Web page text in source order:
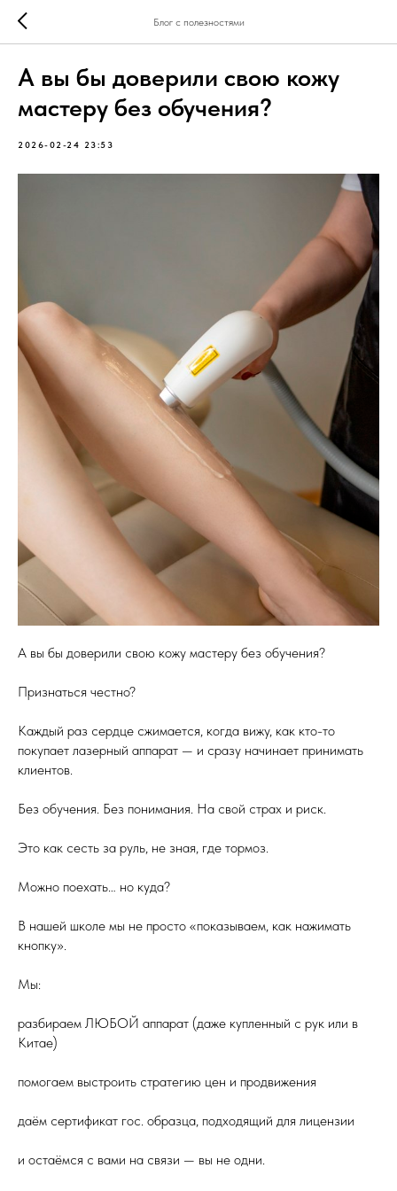
Блог с полезностями
А вы бы доверили свою кожу
мастеру без обучения?
2026-02-24 23:53
А вы бы доверили свою кожу мастеру без обучения?
Признаться честно?
Каждый раз сердце сжимается, когда вижу, как кто-то
покупает лазерный аппарат — и сразу начинает принимать
клиентов.
Без обучения. Без понимания. На свой страх и риск.
Это как сесть за руль, не зная, где тормоз.
Можно поехать… но куда?
В нашей школе мы не просто «показываем, как нажимать
кнопку».
Мы:
разбираем ЛЮБОЙ аппарат (даже купленный с рук или в
Китае)
помогаем выстроить стратегию цен и продвижения
даём сертификат гос. образца, подходящий для лицензии
и остаёмся с вами на связи — вы не одни.